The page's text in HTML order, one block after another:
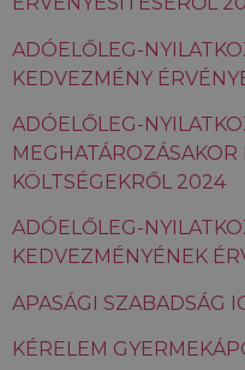
ADÓELŐLEG-
KEDVEZMÉNY
ADÓELŐLEG-
KÖLTSÉGEKRŐL 2024
ADÓELŐLEG-
KEDVEZMÉNYÉNEK
APASÁGI SZABADSÁG
KÉRELEM
Teljesítmény
A teljesítmény-
annak nyomon
a sütik nem
közvetlen
_ga_FFYD344T4T